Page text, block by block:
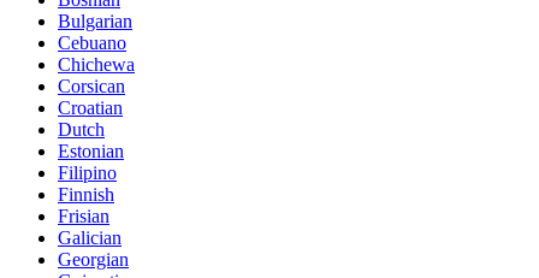
Bulgarian
Cebuano
Chichewa
Corsican
Croatian
Dutch
Estonian
Filipino
Finnish
Frisian
Galician
Georgian